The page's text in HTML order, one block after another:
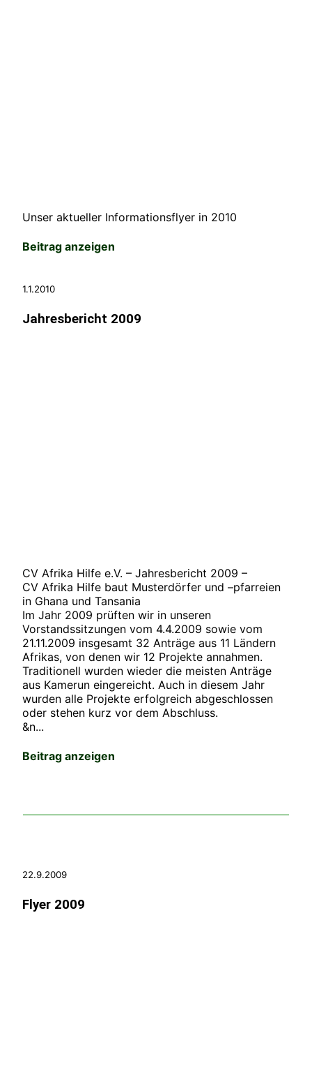
Unser aktueller Informationsflyer in 2010
Beitrag anzeigen
1.1.2010
Jahresbericht 2009
CV Afrika Hilfe e.V. – Jahresbericht 2009 –
CV Afrika Hilfe baut Musterdörfer und –pfarreien
in Ghana und Tansania
Im Jahr 2009 prüften wir in unseren
Vorstandssitzungen vom 4.4.2009 sowie vom
21.11.2009 insgesamt 32 Anträge aus 11 Ländern
Afrikas, von denen wir 12 Projekte annahmen.
Traditionell wurden wieder die meisten Anträge
aus Kamerun eingereicht. Auch in diesem Jahr
wurden alle Projekte erfolgreich abgeschlossen
oder stehen kurz vor dem Abschluss.
&n...
Beitrag anzeigen
22.9.2009
Flyer 2009